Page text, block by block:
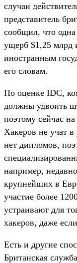
случаи
представитель
сообщил, что
ущерб $1,25 млрд
иностранным
его словам.
По оценке IDC,
должны удвоить
поэтому сейчас
Хакеров не учат
нет дипломов,
например,
крупнейших в
участие более
устраивают для
хакеров, даже
Есть и другие
Британская